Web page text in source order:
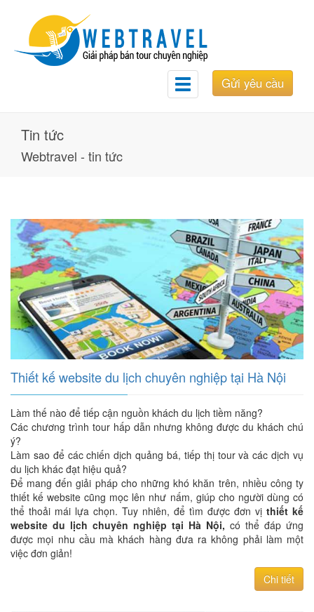
Gửi yêu cầu
Toggle
navigation
Tin tức
Webtravel - tin tức
Thiết kế website du lịch chuyên nghiệp tại Hà Nội
Làm thế nào để tiếp cận nguồn khách du lịch tiềm năng?
Các chương trình tour hấp dẫn nhưng không được du khách chú
ý?
Làm sao để các chiến dịch quảng bá, tiếp thị tour và các dịch vụ
du lịch khác đạt hiệu quả?
Để mang đến giải pháp cho những khó khăn trên, nhiều công ty
thiết kế website cũng mọc lên như nấm, giúp cho người dùng có
thể thoải mái lựa chọn. Tuy nhiên, để tìm được đơn vị thiết kế
website du lịch chuyên nghiệp tại Hà Nội, có thể đáp ứng
được mọi nhu cầu mà khách hàng đưa ra không phải làm một
việc đơn giản!
Chi tiết